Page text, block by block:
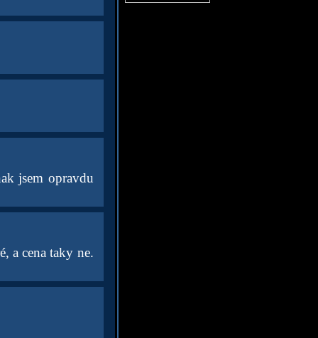
jsem opravdu
a cena taky ne.